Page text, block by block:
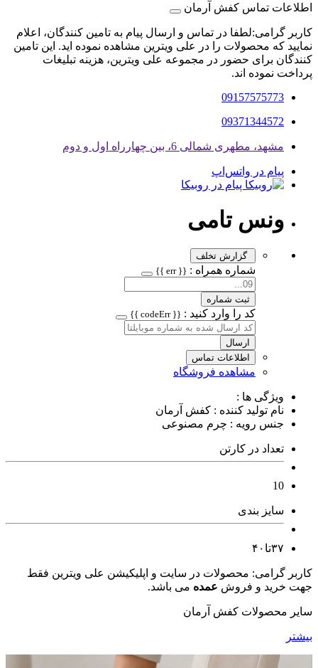
اطلاعات تماس کفش آرمان
کاربر گرامی:لطفا در تماس و ارسال پیام به تامین کنندگان، اعلام
نمایید که محصولات را در علی ویترین مشاهده نموده اید. این تامین
کنندگان برای حضور در مجموعه علی ویترین، هزینه تبلیغات
پرداخت نموده اند.
09157575773
09371344572
مشهد، مطهری شمالی 6، بین چهارراه اول و دوم
پیام در واتس‌اپ
پیام در روبیکا
ونس تامی
گزارش تخلف
شماره همراه : {{ err }}
ثبت شماره
کد را وارد کنید : {{ codeErr }}
ارسال
اطلاعات تماس
مشاهده فروشگاه
ویژگی ها :
نام تولید کننده : کفش آرمان
جنس رویه : چرم مصنوعی
تعداد در کارتن
10
سایز بندی
۳۷تا۴۰
کاربر گرامی: محصولات در سایت و اپلیکیشن علی ویترین فقط
جهت خرید و فروش عمده می باشد.
سایر محصولات کفش آرمان
بیشتر